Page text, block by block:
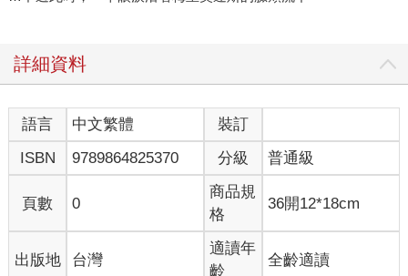
詳細資料
語言 中文繁體
裝訂
ISBN
9789864825370 分級 普通級
頁數 0
商品規
格
36開12*18cm
出版地 台灣
適讀年
齡
全齡適讀